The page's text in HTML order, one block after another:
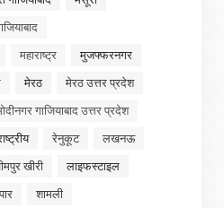
महाराष्ट्र
मुजफ्फरनगर
मेरठ
मेरठ उत्तर प्रदेश
गाजियाबाद उत्तर प्रदेश
रेनुकूट
लखनऊ
खीरी
लाइफस्टाइल
शामली